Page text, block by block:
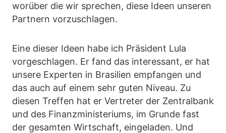
worüber die wir sprechen, diese Ideen unseren
Partnern vorzuschlagen.
Eine dieser Ideen habe ich Präsident Lula
vorgeschlagen. Er fand das interessant, er hat
unsere Experten in Brasilien empfangen und
das auch auf einem sehr guten Niveau. Zu
diesen Treffen hat er Vertreter der Zentralbank
und des Finanzministeriums, im Grunde fast
der gesamten Wirtschaft, eingeladen. Und